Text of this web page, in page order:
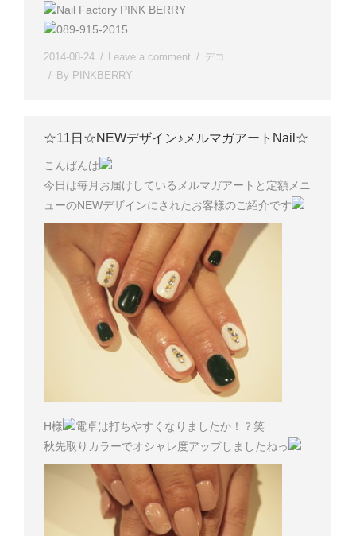
Nail Factory PINK BERRY
089-915-2015
2014-08-24 Leave a comment
デコ
By PINKBERRY
☆11日☆NEWデザイン♪メルマガアートNail☆
こんばんは
今日は毎月お届けしているメルマガアートと定額メニ
ューのNEWデザインにされたお客様のご紹介です
H様
電卓は打ちやすくなりましたか！？笑
秋先取りカラーでオシャレ度アップしましたねっ